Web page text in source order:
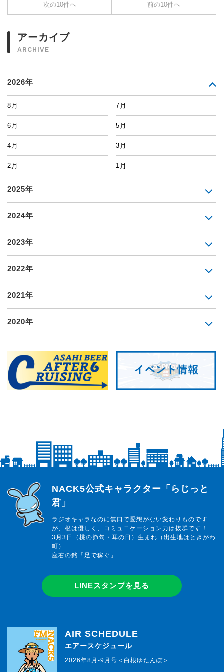
次の10件へ 前の10件へ
アーカイブ
ARCHIVE
2026年
8月 7月
6月 5月
4月 3月
2月 1月
2025年
2024年
2023年
2022年
2021年
2020年
らじっと君
NACK5公式キャラクター「らじっと
君」
ラジオキャラなのに無口で愛想がない変わりものです
が、根は優しく、コミュニケーション力は抜群です！
3月3日（桃の節句・耳の日）生まれ（出生地はときがわ
町）
座右の銘「足で稼ぐ」
LINEスタンプを見る
AIR SCHEDULE
エアースケジュール
2026年8月-9月号＜白根ゆたんぽ＞